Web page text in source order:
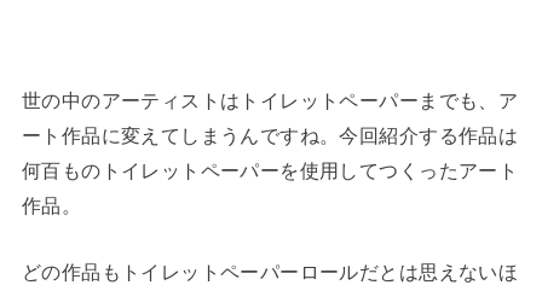
世の中のアーティストはトイレットペーパーまでも、ア
ート作品に変えてしまうんですね。今回紹介する作品は
何百ものトイレットペーパーを使用してつくったアート
作品。
どの作品もトイレットペーパーロールだとは思えないほ